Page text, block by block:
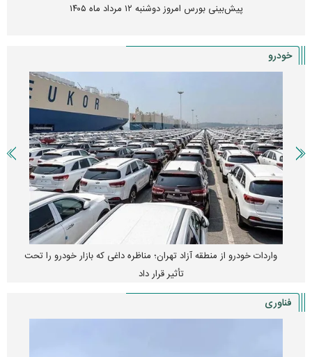
پیش‌بینی بورس امروز دوشنبه ۱۲ مرداد ماه ۱۴۰۵
خودرو
واردات خودرو از منطقه آزاد تهران؛ مناظره داغی که بازار خودرو را تحت
تأثیر قرار داد
فناوری